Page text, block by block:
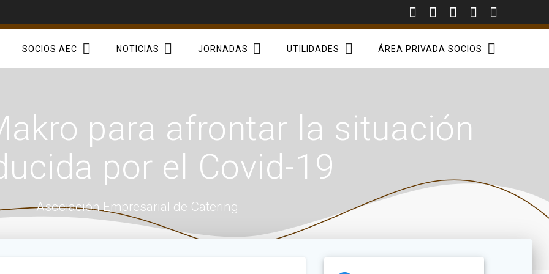
SOCIOS AEC NOTICIAS JORNADAS UTILIDADES ÁREA PRIVADA SOCIOS
para afrontar la situación
por el Covid-19
Asociación Empresarial de Catering